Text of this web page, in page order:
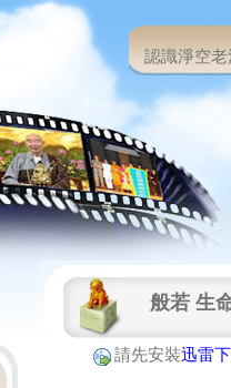
認識淨空
般若 生
請先安裝迅雷